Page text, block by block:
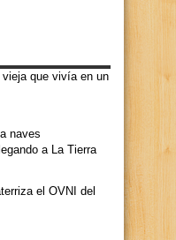
que vivía en un
naves
a La Tierra
el OVNI del